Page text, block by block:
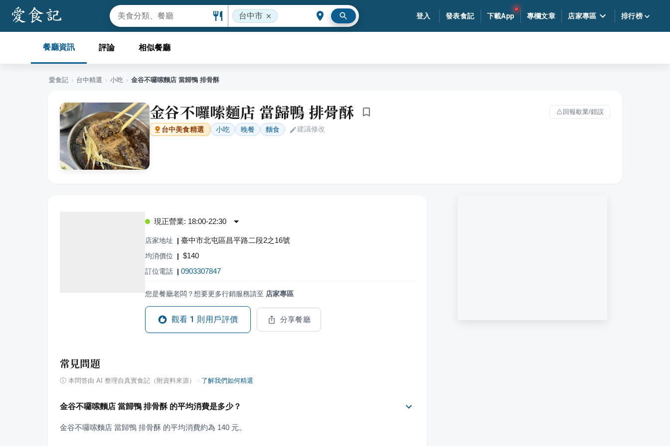
台中市 登入 發表食記 下載App 專欄文章 店家專區 排行榜
餐廳資訊 評論 相似餐廳
愛食記 › 台中精選 › 小吃 › 金谷不囉嗦麵店 當歸鴨 排骨酥
金谷不囉嗦麵店 當歸鴨 排骨酥 回報歇業/錯誤
台中美食精選 小吃 晚餐 麵食 建議修改
現正營業: 18:00-22:30
店家地址 | 臺中市北屯區昌平路二段2之16號
均消價位 | $140
訂位電話 | 0903307847
您是餐廳老闆？想要更多行銷服務請至 店家專區
觀看 1 則用戶評價 分享餐廳
常見問題
ⓘ 本問答由 AI 整理自真實食記（附資料來源） · 了解我們如何精選
金谷不囉嗦麵店 當歸鴨 排骨酥 的平均消費是多少？
金谷不囉嗦麵店 當歸鴨 排骨酥 的平均消費約為 140 元。